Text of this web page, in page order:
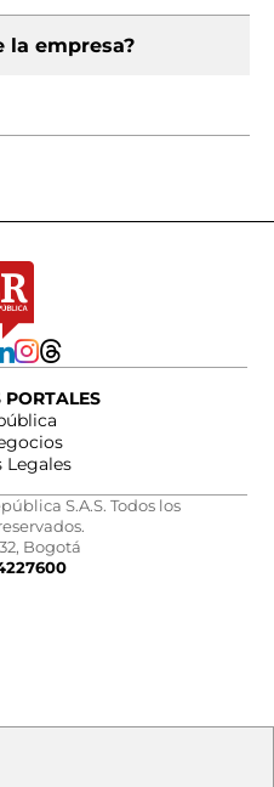
la empresa?
PORTALES
Legales
S.A.S. Todos los
Bogotá